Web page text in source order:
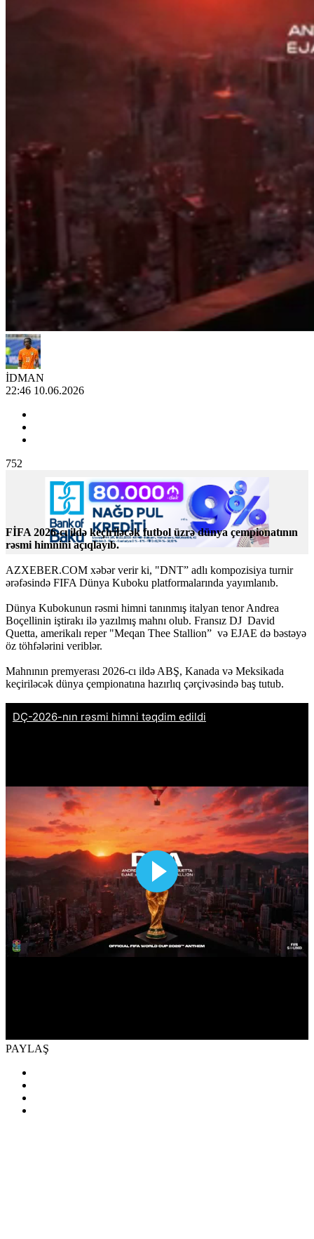
İDMAN
22:46 10.06.2026
752
FİFA 2026-cı ildə keçiriləcək futbol üzrə dünya çempionatının
rəsmi himnini açıqlayıb.
AZXEBER.COM xəbər verir ki, "DNT” adlı kompozisiya turnir
ərəfəsində FIFA Dünya Kuboku platformalarında yayımlanıb.
Dünya Kubokunun rəsmi himni tanınmış italyan tenor Andrea
Boçellinin iştirakı ilə yazılmış mahnı olub. Fransız DJ David
Quetta, amerikalı reper "Meqan Thee Stallion” və EJAE də bəstəyə
öz töhfələrini veriblər.
Mahnının premyerası 2026-cı ildə ABŞ, Kanada və Meksikada
keçiriləcək dünya çempionatına hazırlıq çərçivəsində baş tutub.
PAYLAŞ